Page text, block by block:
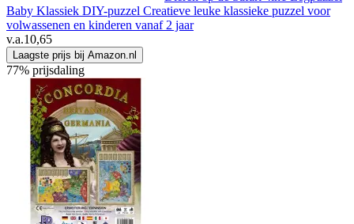
Baby Klassiek DIY-puzzel Creatieve leuke klassieke puzzel voor
volwassenen en kinderen vanaf 2 jaar
v.a.10,65
Laagste prijs bij Amazon.nl
77% prijsdaling